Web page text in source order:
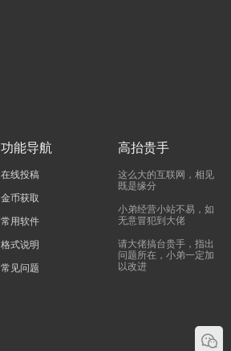
功能导航
在线投稿
金币获取
常用软件
格式说明
常见问题
高抬贵手
这么大的互联网，相见
既是缘分
小弟经营小站不易，如
无意冒犯到大佬
请大佬搞台贵手，指出
问题所在，小弟一定加
以改进